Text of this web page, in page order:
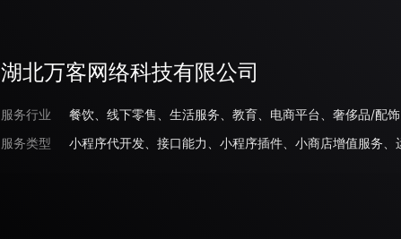
湖北万客网络科技有限公司
服务行业
服务类型